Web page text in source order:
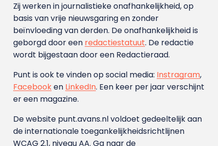
Zij werken in journalistieke onafhankelijkheid, op
basis van vrije nieuwsgaring en zonder
beïnvloeding van derden. De onafhankelijkheid is
geborgd door een redactiestatuut. De redactie
wordt bijgestaan door een Redactieraad.
Punt is ook te vinden op social media: Instragram,
Facebooken LinkedIn. Een keer per jaar verschijnt
er een magazine.
De website punt.avans.nl voldoet gedeeltelijk aan
de internationale toegankelijkheidsrichtlijnen
WCAG 2.1, niveau AA. Ga naar de